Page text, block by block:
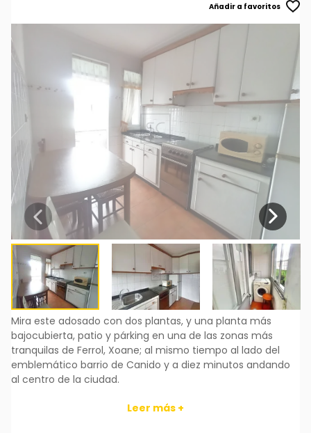
Añadir a favoritos
Mira este adosado con dos plantas, y una planta más
bajocubierta, patio y párking en una de las zonas más
tranquilas de Ferrol, Xoane; al mismo tiempo al lado del
emblemático barrio de Canido y a diez minutos andando
al centro de la ciudad.
Leer más +